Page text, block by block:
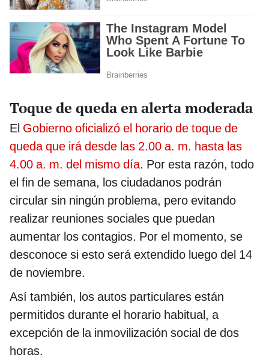
Toque de queda en alerta moderada
El Gobierno oficializó el horario de toque de
queda que irá desde las 2.00 a. m. hasta las
4.00 a. m. del mismo día. Por esta razón, todo
el fin de semana, los ciudadanos podrán
circular sin ningún problema, pero evitando
realizar reuniones sociales que puedan
aumentar los contagios. Por el momento, se
desconoce si esto será extendido luego del 14
de noviembre.
Así también, los autos particulares están
permitidos durante el horario habitual, a
excepción de la inmovilización social de dos
horas.